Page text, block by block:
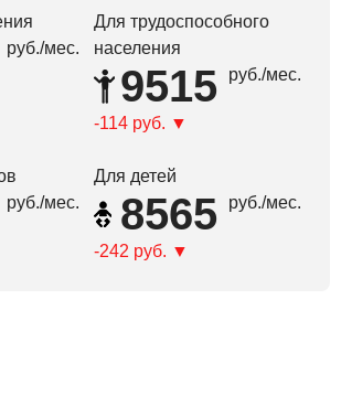
руб./мес.
Для трудоспособного
населения
9515 руб./мес.
-114 руб.
руб./мес.
Для детей
8565 руб./мес.
-242 руб.